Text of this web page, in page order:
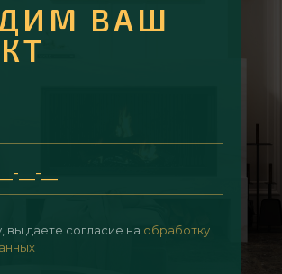
ВАШ
вы даете согласие на обработку